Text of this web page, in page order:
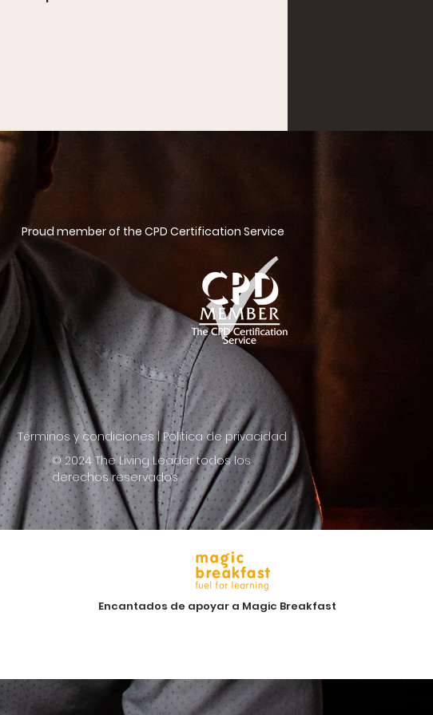
Proud member of the CPD Certification Service
Términos y condiciones | Política de privacidad
© 2024 The Living Leader todos los
derechos reservados
Encantados de apoyar a Magic Breakfast